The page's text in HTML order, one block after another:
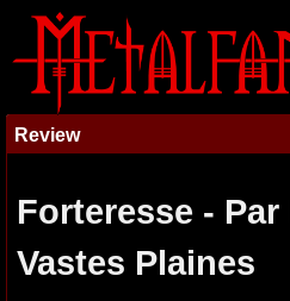
Review
Forteresse -
Vastes Plaines